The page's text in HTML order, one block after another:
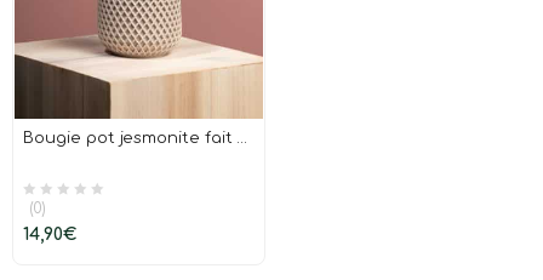
Bougie pot jesmonite fait main
(0)
14,90€